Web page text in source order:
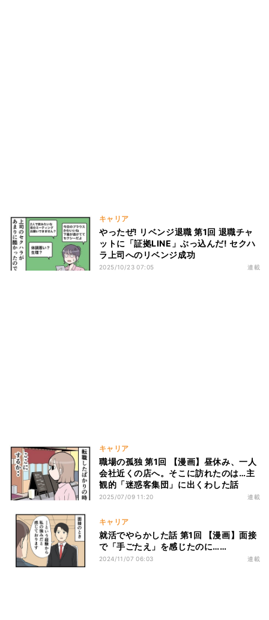
キャリア
やったぜ! リベンジ退職 第1回 退職チャ
ットに「証拠LINE」ぶっ込んだ! セクハ
ラ上司へのリベンジ成功
2025/10/23 07:05 連載
キャリア
職場の孤独 第1回 【漫画】昼休み、一人
会社近くの店へ。そこに訪れたのは…主
観的「迷惑客集団」に出くわした話
2025/07/09 11:20 連載
キャリア
就活でやらかした話 第1回 【漫画】面接
で「手ごたえ」を感じたのに……
2024/11/07 06:03 連載